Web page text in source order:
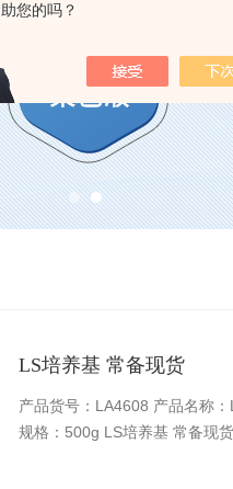
助您的吗？
LS培养基 常备现货
产品货号：LA4608 产品名称
规格：500g LS培养基 常备现货